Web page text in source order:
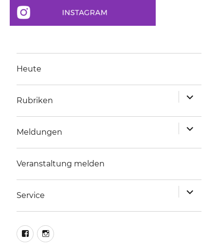
Heute
Rubriken
anzeigen
Meldungen
anzeigen
Veranstaltung melden
Service
anzeigen
facebookinstagram